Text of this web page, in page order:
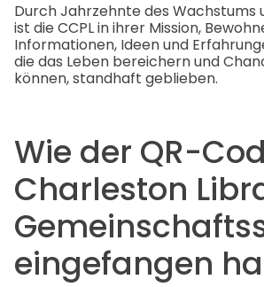
Durch Jahrzehnte des Wachstums
ist die CCPL in ihrer Mission,
Informationen, Ideen und
die das Leben bereichern und
können, standhaft geblieben.
Wie der QR-
Charleston
eingefangen